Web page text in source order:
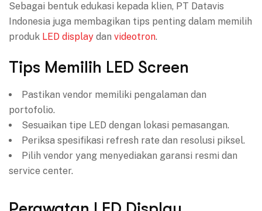
Sebagai bentuk edukasi kepada klien, PT Datavis
Indonesia juga membagikan tips penting dalam memilih
produk LED display dan videotron.
Tips Memilih LED Screen
Pastikan vendor memiliki pengalaman dan
portofolio.
Sesuaikan tipe LED dengan lokasi pemasangan.
Periksa spesifikasi refresh rate dan resolusi piksel.
Pilih vendor yang menyediakan garansi resmi dan
service center.